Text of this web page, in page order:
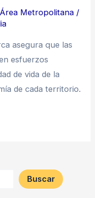
Metropolitana /
asegura que las
esfuerzos
de vida de la
de cada territorio.
Buscar